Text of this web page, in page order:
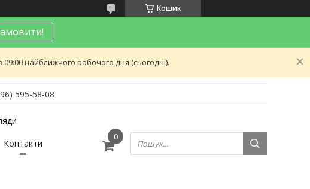
Кошик
найближчого робочого дня (сьогодні).
595-58-08
Контакти